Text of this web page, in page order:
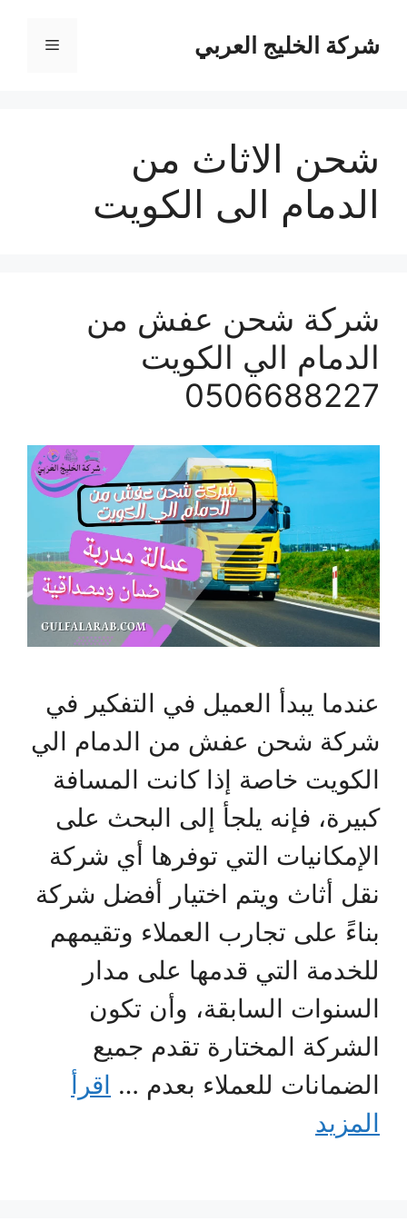
المحتوىشركة الخليج العربي القائمة
شحن الاثاث من
الدمام الى الكويت
شركة شحن عفش من
الدمام الي الكويت
0506688227
عندما يبدأ العميل في التفكير في
شركة شحن عفش من الدمام الي
الكويت خاصة إذا كانت المسافة
كبيرة، فإنه يلجأ إلى البحث على
الإمكانيات التي توفرها أي شركة
نقل أثاث ويتم اختيار أفضل شركة
بناءً على تجارب العملاء وتقيمهم
للخدمة التي قدمها على مدار
السنوات السابقة، وأن تكون
الشركة المختارة تقدم جميع
الضمانات للعملاء بعدم … اقرأ
المزيد